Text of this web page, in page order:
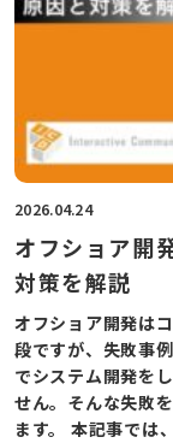
2026.04.24
オフショア開
対策を解説
オフショア開発は
段ですが、失敗事
でシステム開発を
せん。そんな失敗
ます。 本記事では